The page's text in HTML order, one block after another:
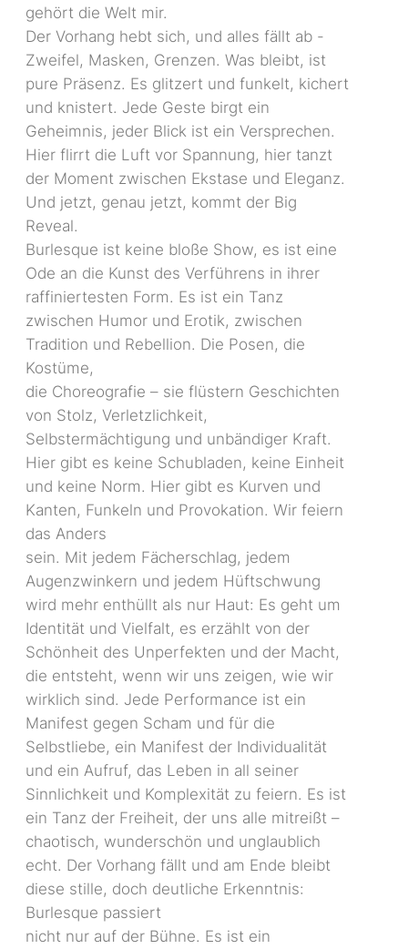
gehört die Welt mir.
Der Vorhang hebt sich, und alles fällt ab -
Zweifel, Masken, Grenzen. Was bleibt, ist
pure Präsenz. Es glitzert und funkelt, kichert
und knistert. Jede Geste birgt ein
Geheimnis, jeder Blick ist ein Versprechen.
Hier flirrt die Luft vor Spannung, hier tanzt
der Moment zwischen Ekstase und Eleganz.
Und jetzt, genau jetzt, kommt der Big
Reveal.
Burlesque ist keine bloße Show, es ist eine
Ode an die Kunst des Verführens in ihrer
raffiniertesten Form. Es ist ein Tanz
zwischen Humor und Erotik, zwischen
Tradition und Rebellion. Die Posen, die
Kostüme,
die Choreografie – sie flüstern Geschichten
von Stolz, Verletzlichkeit,
Selbstermächtigung und unbändiger Kraft.
Hier gibt es keine Schubladen, keine Einheit
und keine Norm. Hier gibt es Kurven und
Kanten, Funkeln und Provokation. Wir feiern
das Anders
sein. Mit jedem Fächerschlag, jedem
Augenzwinkern und jedem Hüftschwung
wird mehr enthüllt als nur Haut: Es geht um
Identität und Vielfalt, es erzählt von der
Schönheit des Unperfekten und der Macht,
die entsteht, wenn wir uns zeigen, wie wir
wirklich sind. Jede Performance ist ein
Manifest gegen Scham und für die
Selbstliebe, ein Manifest der Individualität
und ein Aufruf, das Leben in all seiner
Sinnlichkeit und Komplexität zu feiern. Es ist
ein Tanz der Freiheit, der uns alle mitreißt –
chaotisch, wunderschön und unglaublich
echt. Der Vorhang fällt und am Ende bleibt
diese stille, doch deutliche Erkenntnis:
Burlesque passiert
nicht nur auf der Bühne. Es ist ein